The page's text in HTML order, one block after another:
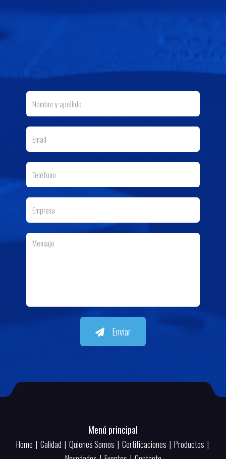
Enviar
Menú principal
Home | Calidad | Quienes Somos | Certificaciones | Productos |